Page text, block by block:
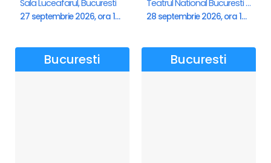
Sala Luceafarul, Bucuresti
27 septembrie 2026, ora 19:00
Teatrul National Bucuresti - Sala Ion Caramitru, Bucuresti
28 septembrie 2026, ora 19:00
Bucuresti Bucuresti